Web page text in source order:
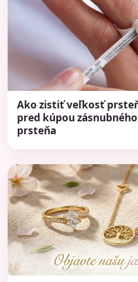
Ako zistiť veľkosť
pred kúpou
prsteňa